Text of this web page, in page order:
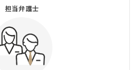
担当弁護士